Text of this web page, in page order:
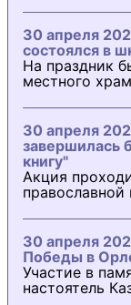
30 апреля
состоялся в
На праздник
местного
30 апреля
завершилась
книгу"
Акция
православной
30 апреля
Победы в
Участие в
настоятель